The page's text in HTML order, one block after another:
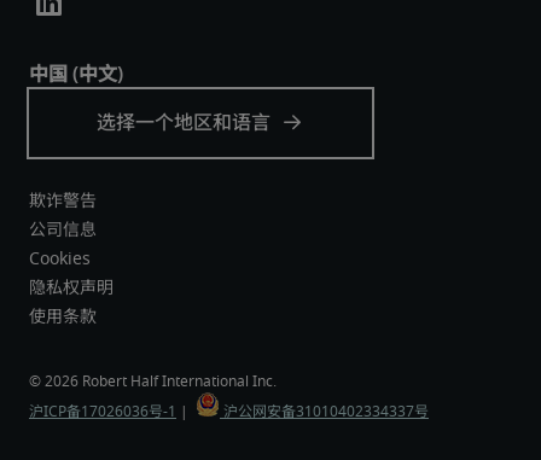
欺诈警告
公司信息
Cookies
隐私权声明
使用条款
沪ICP备17026036号-1 沪公网安备31010402334337号